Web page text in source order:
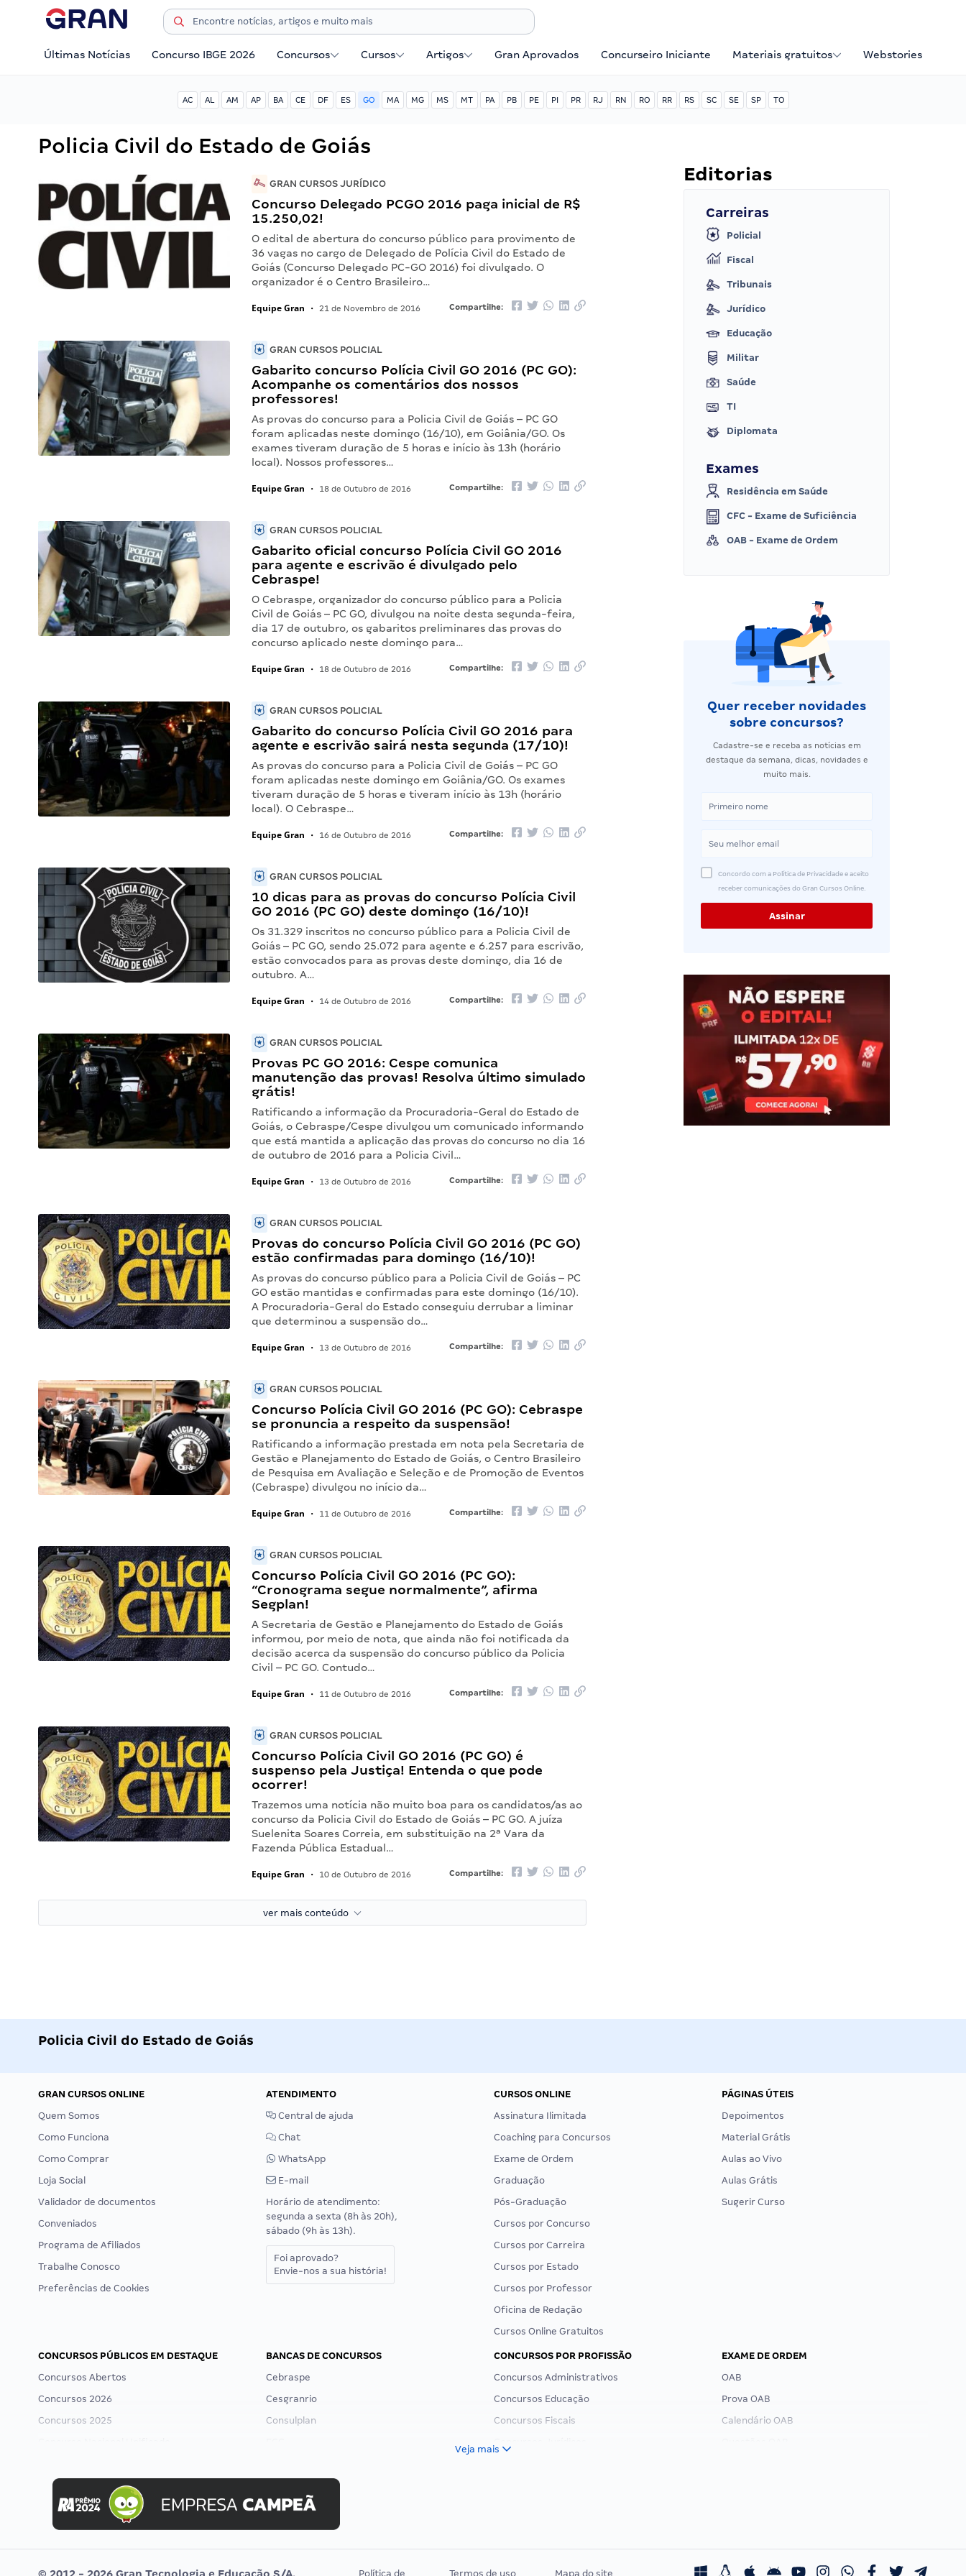
Últimas Notícias Concurso IBGE 2026 Concursos Cursos Artigos Gran Aprovados Concurseiro Iniciante Materiais gratuitos Webstories
AC AL AM AP BA CE DF ES GO MA MG MS MT PA PB PE PI PR RJ RN RO RR RS SC SE SP TO
Policia Civil do Estado de Goiás
GRAN CURSOS JURÍDICO
Concurso Delegado PCGO 2016 paga inicial de R$
15.250,02!
O edital de abertura do concurso público para provimento de
36 vagas no cargo de Delegado de Polícia Civil do Estado de
Goiás (Concurso Delegado PC-GO 2016) foi divulgado. O
organizador é o Centro Brasileiro…
Equipe Gran • 21 de Novembro de 2016 Compartilhe:
GRAN CURSOS POLICIAL
Gabarito concurso Polícia Civil GO 2016 (PC GO):
Acompanhe os comentários dos nossos
professores!
As provas do concurso para a Policia Civil de Goiás – PC GO
foram aplicadas neste domingo (16/10), em Goiânia/GO. Os
exames tiveram duração de 5 horas e início às 13h (horário
local). Nossos professores…
Equipe Gran • 18 de Outubro de 2016 Compartilhe:
GRAN CURSOS POLICIAL
Gabarito oficial concurso Polícia Civil GO 2016
para agente e escrivão é divulgado pelo
Cebraspe!
O Cebraspe, organizador do concurso público para a Policia
Civil de Goiás – PC GO, divulgou na noite desta segunda-feira,
dia 17 de outubro, os gabaritos preliminares das provas do
concurso aplicado neste domingo para…
Equipe Gran • 18 de Outubro de 2016 Compartilhe:
GRAN CURSOS POLICIAL
Gabarito do concurso Polícia Civil GO 2016 para
agente e escrivão sairá nesta segunda (17/10)!
As provas do concurso para a Policia Civil de Goiás – PC GO
foram aplicadas neste domingo em Goiânia/GO. Os exames
tiveram duração de 5 horas e tiveram início às 13h (horário
local). O Cebraspe…
Equipe Gran • 16 de Outubro de 2016 Compartilhe:
GRAN CURSOS POLICIAL
10 dicas para as provas do concurso Polícia Civil
GO 2016 (PC GO) deste domingo (16/10)!
Os 31.329 inscritos no concurso público para a Policia Civil de
Goiás – PC GO, sendo 25.072 para agente e 6.257 para escrivão,
estão convocados para as provas deste domingo, dia 16 de
outubro. A…
Equipe Gran • 14 de Outubro de 2016 Compartilhe:
GRAN CURSOS POLICIAL
Provas PC GO 2016: Cespe comunica
manutenção das provas! Resolva último simulado
grátis!
Ratificando a informação da Procuradoria-Geral do Estado de
Goiás, o Cebraspe/Cespe divulgou um comunicado informando
que está mantida a aplicação das provas do concurso no dia 16
de outubro de 2016 para a Policia Civil…
Equipe Gran • 13 de Outubro de 2016 Compartilhe:
GRAN CURSOS POLICIAL
Provas do concurso Polícia Civil GO 2016 (PC GO)
estão confirmadas para domingo (16/10)!
As provas do concurso público para a Policia Civil de Goiás – PC
GO estão mantidas e confirmadas para este domingo (16/10).
A Procuradoria‐Geral do Estado conseguiu derrubar a liminar
que determinou a suspensão do…
Equipe Gran • 13 de Outubro de 2016 Compartilhe:
GRAN CURSOS POLICIAL
Concurso Polícia Civil GO 2016 (PC GO): Cebraspe
se pronuncia a respeito da suspensão!
Ratificando a informação prestada em nota pela Secretaria de
Gestão e Planejamento do Estado de Goiás, o Centro Brasileiro
de Pesquisa em Avaliação e Seleção e de Promoção de Eventos
(Cebraspe) divulgou no início da…
Equipe Gran • 11 de Outubro de 2016 Compartilhe:
GRAN CURSOS POLICIAL
Concurso Polícia Civil GO 2016 (PC GO):
“Cronograma segue normalmente”, afirma
Segplan!
A Secretaria de Gestão e Planejamento do Estado de Goiás
informou, por meio de nota, que ainda não foi notificada da
decisão acerca da suspensão do concurso público da Policia
Civil – PC GO. Contudo…
Equipe Gran • 11 de Outubro de 2016 Compartilhe:
GRAN CURSOS POLICIAL
Concurso Polícia Civil GO 2016 (PC GO) é
suspenso pela Justiça! Entenda o que pode
ocorrer!
Trazemos uma notícia não muito boa para os candidatos/as ao
concurso da Policia Civil do Estado de Goiás – PC GO. A juíza
Suelenita Soares Correia, em substituição na 2ª Vara da
Fazenda Pública Estadual…
Equipe Gran • 10 de Outubro de 2016 Compartilhe:
ver mais conteúdo
Editorias
Carreiras
Policial
Fiscal
Tribunais
Jurídico
Educação
Militar
Saúde
TI
Diplomata
Exames
Residência em Saúde
CFC - Exame de Suficiência
OAB - Exame de Ordem
Quer receber novidades
sobre concursos?
Cadastre-se e receba as notícias em
destaque da semana, dicas, novidades e
muito mais.
Concordo com a Política de Privacidade e aceito
receber comunicações do Gran Cursos Online.
Policia Civil do Estado de Goiás
GRAN CURSOS ONLINE
Quem Somos
Como Funciona
Como Comprar
Loja Social
Validador de documentos
Conveniados
Programa de Afiliados
Trabalhe Conosco
Preferências de Cookies
ATENDIMENTO
Central de ajuda
Chat
WhatsApp
E-mail
Horário de atendimento:
segunda a sexta (8h às 20h),
sábado (9h às 13h).
Foi aprovado?
Envie-nos a sua história!
CURSOS ONLINE
Assinatura Ilimitada
Coaching para Concursos
Exame de Ordem
Graduação
Pós-Graduação
Cursos por Concurso
Cursos por Carreira
Cursos por Estado
Cursos por Professor
Oficina de Redação
Cursos Online Gratuitos
PÁGINAS ÚTEIS
Depoimentos
Material Grátis
Aulas ao Vivo
Aulas Grátis
Sugerir Curso
CONCURSOS PÚBLICOS EM DESTAQUE
Concursos Abertos
Concursos 2026
Concursos 2025
Concurso MPU
Editais publicados
BANCAS DE CONCURSOS
Cebraspe
Cesgranrio
Consulplan
Selecon
Uniase
Vunesp
CONCURSOS POR PROFISSÃO
Concursos Administrativos
Concursos Educação
Concursos Fiscais
Residência Multiprofissional
EXAME DE ORDEM
OAB
Prova OAB
Calendário OAB
Veja mais
Política de Termos de uso Mapa do site